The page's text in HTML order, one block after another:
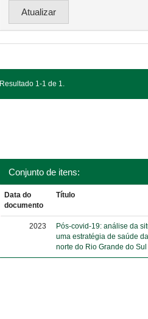
Resultado 1-1 de 1.
Conjunto de itens:
Data do
documento
Título
2023
Pós-covid-19: análise da
uma estratégia de saúde
norte do Rio Grande do Sul